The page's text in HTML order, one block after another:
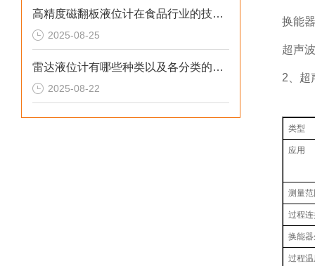
高精度磁翻板液位计在食品行业的技术解析与应用原理
2025-08-25
雷达液位计有哪些种类以及各分类的特点详解
2025-08-22
换能
超声
2、超
类型
应用
测量
过程
换能
过程